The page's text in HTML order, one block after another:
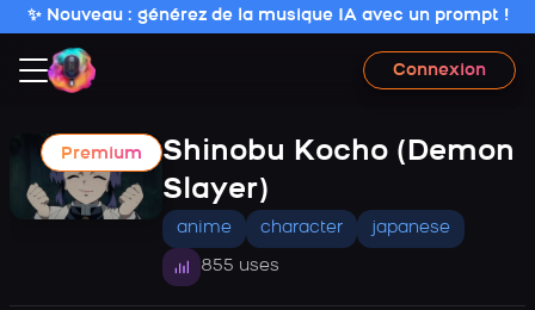
✨ Nouveau : générez de la musique IA avec un prompt !
Connexion
Premium
Shinobu Kocho (Demon
Slayer)
anime character japanese
855 uses